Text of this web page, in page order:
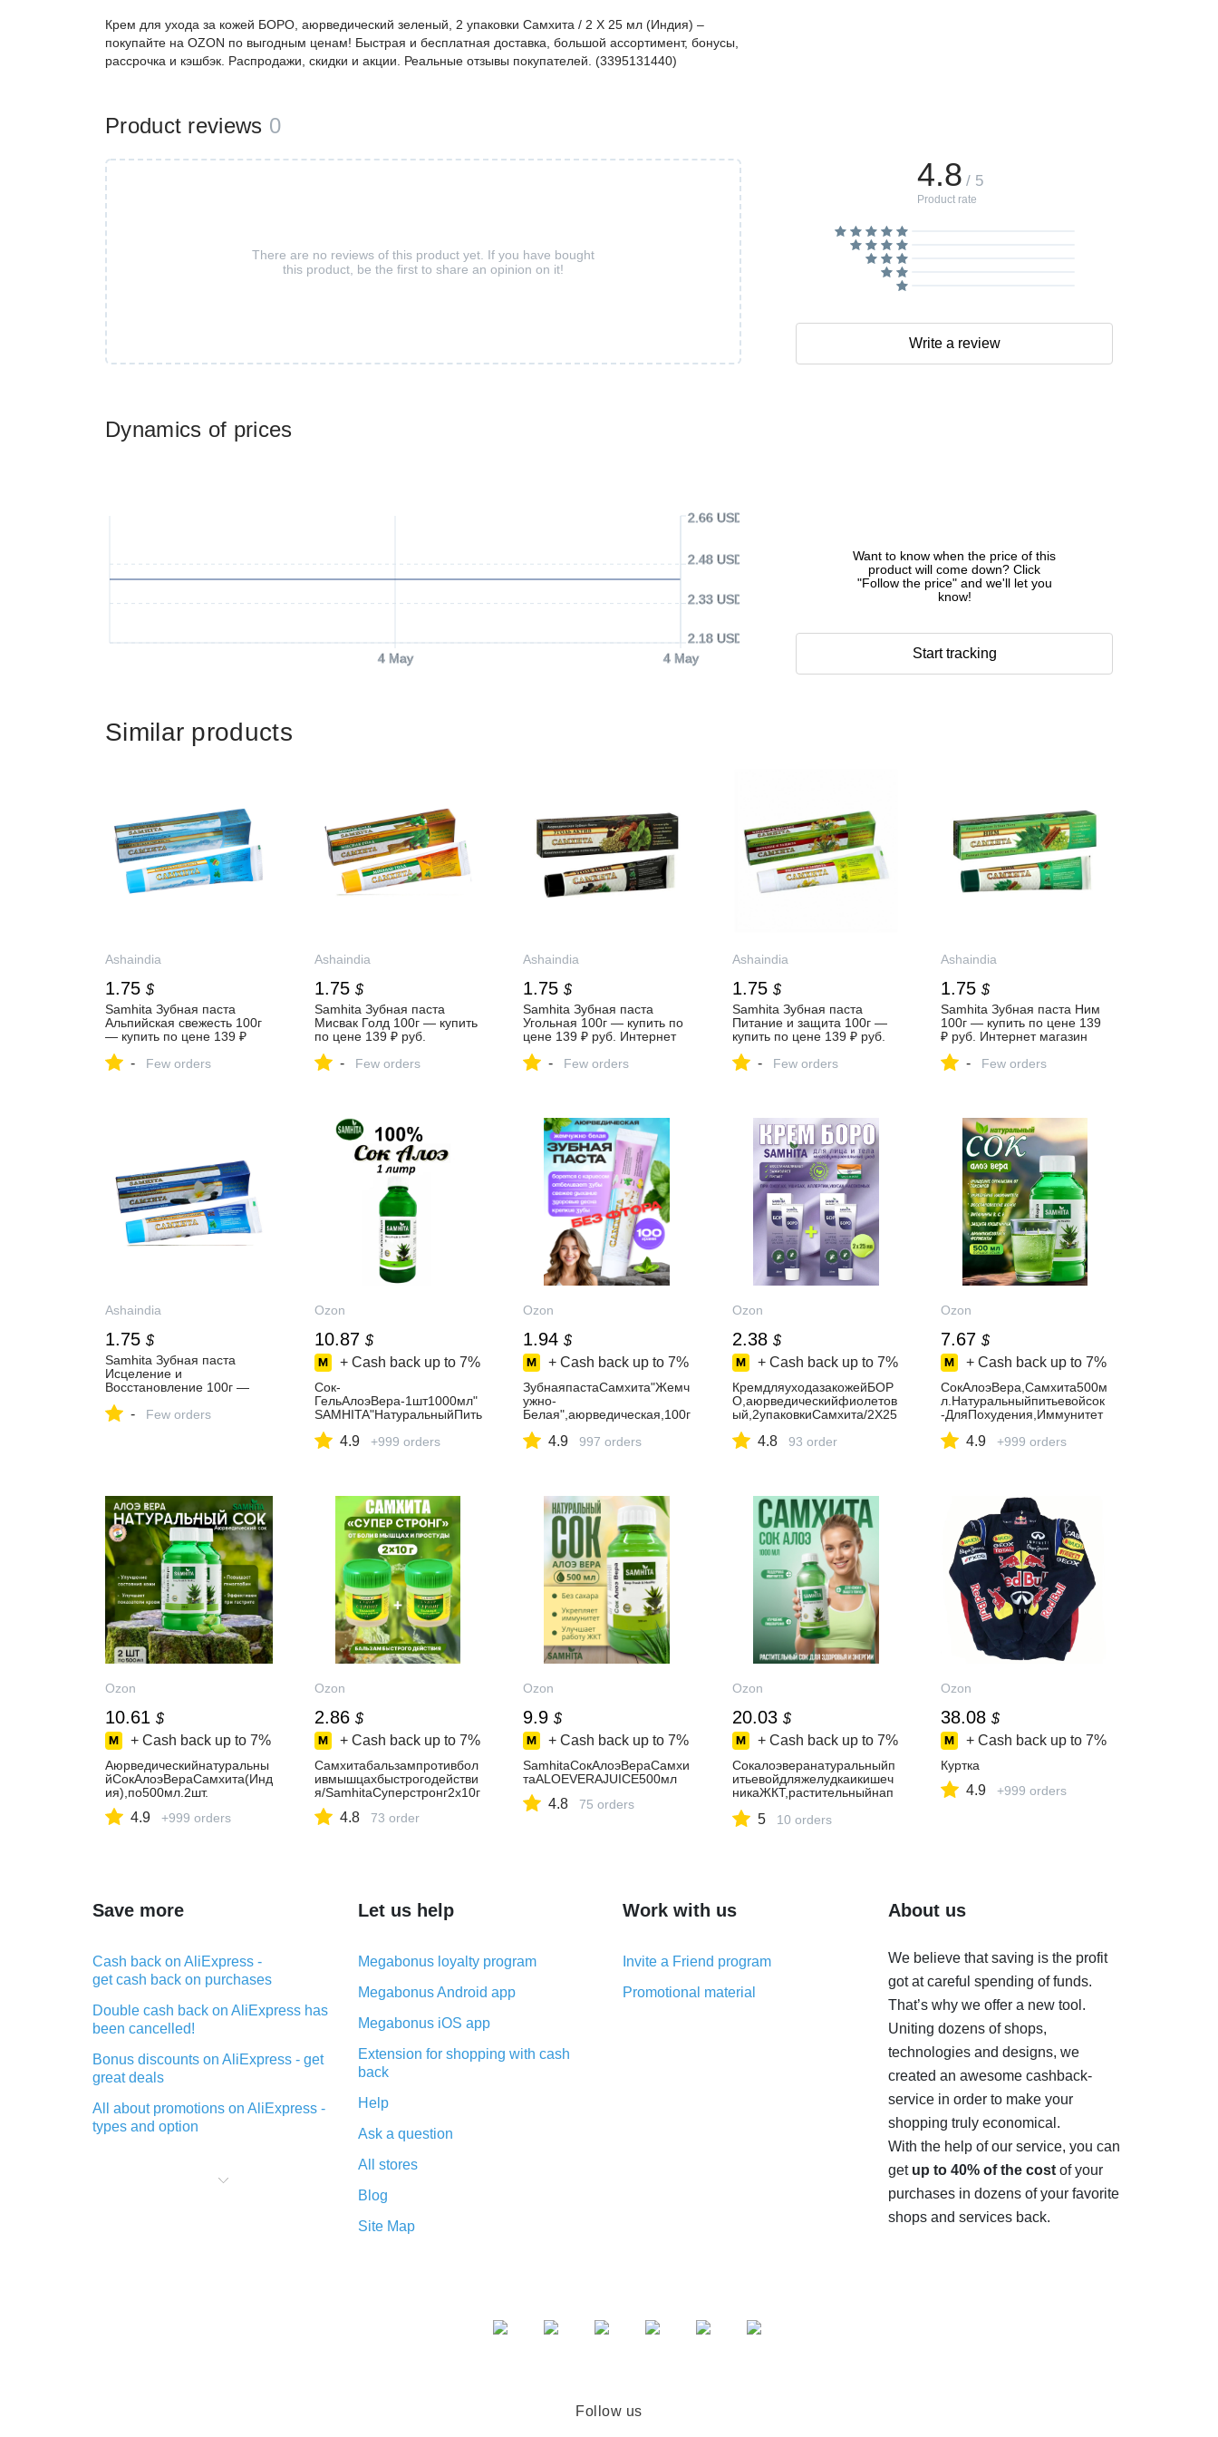
Dynamics of prices
4 May 4 May
2.18 USD
2.33 USD
2.48 USD
2.66 USD
Want to know when the price of this
product will come down? Click
"Follow the price" and we'll let you
know!
Start tracking
Крем для ухода за кожей БОРО, аюрведический зеленый, 2 упаковки Самхита / 2 X 25 мл (Индия) –
покупайте на OZON по выгодным ценам! Быстрая и бесплатная доставка, большой ассортимент, бонусы,
рассрочка и кэшбэк. Распродажи, скидки и акции. Реальные отзывы покупателей. (3395131440)
Product reviews 0
There are no reviews of this product yet. If you have bought
this product, be the first to share an opinion on it!
4.8 / 5
Product rate
Write a review
Similar products
Ashaindia
1.75 $
Samhita Зубная паста
Альпийская свежесть 100г
— купить по цене 139 ₽
индийских товаров Ашанти
- Few orders
Ashaindia
1.75 $
Samhita Зубная паста
Мисвак Голд 100г — купить
по цене 139 ₽ руб.
индийских товаров Ашанти
- Few orders
Ashaindia
1.75 $
Samhita Зубная паста
Угольная 100г — купить по
цене 139 ₽ руб. Интернет
Ашанти (Москва)
- Few orders
Ashaindia
1.75 $
Samhita Зубная паста
Питание и защита 100г —
купить по цене 139 ₽ руб.
индийских товаров Ашанти
- Few orders
Ashaindia
1.75 $
Samhita Зубная паста Ним
100г — купить по цене 139
₽ руб. Интернет магазин
(Москва)
- Few orders
Ashaindia
1.75 $
Samhita Зубная паста
Исцеление и
Восстановление 100г —
Интернет магазин
- Few orders
Ozon
10.87 $
+ Cash back up to 7%
Сок-
ГельАлоэВера-1шт1000мл"
SAMHITA"НатуральныйПить
Иммунитета,ОчищенияОрг
4.9 +999 orders
Ozon
1.94 $
+ Cash back up to 7%
ЗубнаяпастаСамхита"Жемч
ужно-
Белая",аюрведическая,100г
ыхидетей
4.9 997 orders
Ozon
2.38 $
+ Cash back up to 7%
КремдляуходазакожейБОР
О,аюрведическийфиолетов
ый,2упаковкиСамхита/2X25
4.8 93 order
Ozon
7.67 $
+ Cash back up to 7%
CокАлоэВера,Самхита500м
л.Натуральныйпитьевойсок
-ДляПохудения,Иммунитет
ма,Сосудов,Кишечника,Без
4.9 +999 orders
Ozon
10.61 $
+ Cash back up to 7%
Аюрведическийнатуральны
йСокАлоэВераСамхита(Инд
ия),по500мл.2шт.
4.9 +999 orders
Ozon
2.86 $
+ Cash back up to 7%
Самхитабальзампротивбол
ивмышцахбыстрогодействи
я/SamhitaСуперстронг2х10г
4.8 73 order
Ozon
9.9 $
+ Cash back up to 7%
SamhitaСокАлоэВераСамхи
таALOEVERAJUICE500мл
4.8 75 orders
Ozon
20.03 $
+ Cash back up to 7%
Сокалоэверанатуральныйп
итьевойдляжелудкаикишеч
никаЖКТ,растительныйнап
гельконцентратдляразведе
5 10 orders
Ozon
38.08 $
+ Cash back up to 7%
Куртка
4.9 +999 orders
Save more
Cash back on AliExpress -
get cash back on purchases
Double cash back on AliExpress has
been cancelled!
Bonus discounts on AliExpress - get
great deals
All about promotions on AliExpress -
types and option
purchases on AliExpress - short and
Let us help
Megabonus loyalty program
Megabonus Android app
Megabonus iOS app
Extension for shopping with cash
back
Help
Ask a question
All stores
Blog
Site Map
Work with us
Invite a Friend program
Promotional material
About us
We believe that saving is the profit
got at careful spending of funds.
That’s why we offer a new tool.
Uniting dozens of shops,
technologies and designs, we
created an awesome cashback-
service in order to make your
shopping truly economical.
With the help of our service, you can
get up to 40% of the costof your
purchases in dozens of your favorite
shops and services back.
Follow us